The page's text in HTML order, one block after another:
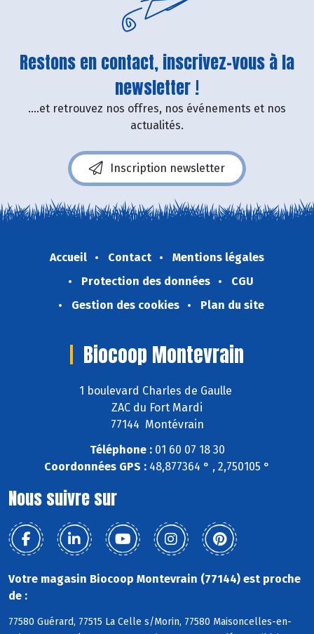
Restons en contact, inscrivez-vous à la
newsletter !
....et retrouvez nos offres, nos événements et nos
actualités.
Inscription newsletter
Accueil Contact
Mentions légales
Protection des données
CGU
Gestion des cookies
Plan du site
Biocoop Montevrain
1 boulevard Charles de Gaulle
ZAC du Fort Mardi
77144 Montévrain
Téléphone :01 60 07 18 30
Coordonnées GPS : 48,877364 ° , 2,750105 °
Nous suivre sur
Votre magasin Biocoop Montevrain (77144) est proche
de :
77580 Guérard, 77515 La Celle s/Morin, 77580 Maisoncelles-en-